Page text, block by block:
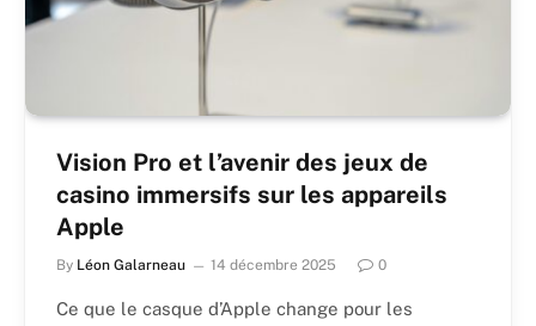
Vision Pro et l’avenir des jeux de
casino immersifs sur les appareils
Apple
By Léon Galarneau 14 décembre 2025 0
Ce que le casque d’Apple change pour les